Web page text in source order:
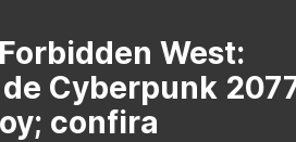
West:
Cyberpunk
confira